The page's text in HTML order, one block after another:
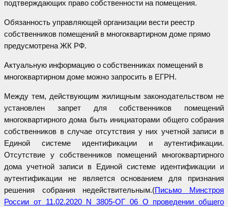
подтверждающих право собственности на помещения.
Обязанность управляющей организации вести реестр
собственников помещений в многоквартирном доме прямо
предусмотрена ЖК РФ.
Актуальную информацию о собственниках помещений в
многоквартирном доме можно запросить в ЕГРН.
Между тем, действующим жилищным законодательством не
установлен запрет для собственников помещений
многоквартирного дома быть инициаторами общего собрания
собственников в случае отсутствия у них учетной записи в
Единой системе идентификации и аутентификации.
Отсутствие у собственников помещений многоквартирного
дома учетной записи в Единой системе идентификации и
аутентификации не является основанием для признания
решения собрания недействительным.(Письмо Минстроя
России от 11.02.2020 N 3805-ОГ 06 О проведении общего